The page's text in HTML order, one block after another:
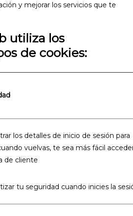
y mejorar los servicios que te
utiliza los
de cookies:
los detalles de inicio de sesión para
vuelvas, te sea más fácil
de cliente
tu seguridad cuando inicies la